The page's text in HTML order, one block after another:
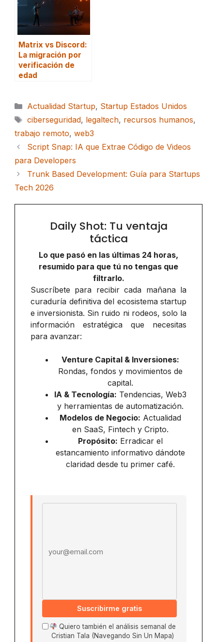
Matrix vs Discord:
La migración por
verificación de
edad
Categorías
Actualidad Startup, Startup Estados Unidos
Etiquetas
ciberseguridad, legaltech, recursos humanos,
trabajo remoto, web3
Script Snap: IA que Extrae Código de Videos
para Developers
Trunk Based Development: Guía para Startups
Tech 2026
Daily Shot: Tu ventaja
táctica
Lo que pasó en las últimas 24 horas,
resumido para que tú no tengas que
filtrarlo.
Suscríbete para recibir cada mañana la
curaduría definitiva del ecosistema startup
e inversionista. Sin ruido ni rodeos, solo la
información estratégica que necesitas
para avanzar:
Venture Capital & Inversiones:
Rondas, fondos y movimientos de
capital.
IA & Tecnología: Tendencias, Web3
y herramientas de automatización.
Modelos de Negocio: Actualidad
en SaaS, Fintech y Cripto.
Propósito: Erradicar el
estancamiento informativo dándote
claridad desde tu primer café.
Suscribirme gratis
Quiero también el análisis semanal de
Cristian Tala (Navegando Sin Un Mapa)